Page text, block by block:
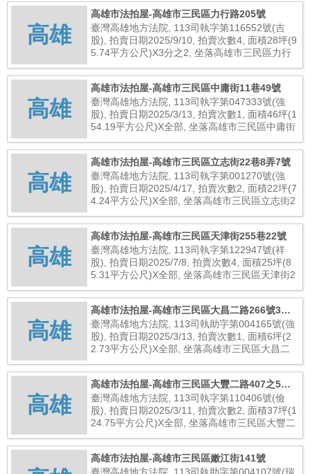
高雄
高雄市法拍屋-高雄市三民區力行路205號
臺灣高雄地方法院, 113司執字第116552號(吉
股), 拍賣日期2025/9/10, 拍賣次數4, 面積28坪(9
5.74平方公尺)X3分之2, 坐落高雄市三民區力行
高雄
高雄市法拍屋-高雄市三民區中庸街11巷49號
臺灣高雄地方法院, 113司執字第047333號(強
股), 拍賣日期2025/3/13, 拍賣次數1, 面積46坪(1
54.19平方公尺)X全部, 坐落高雄市三民區中庸街
高雄
高雄市法拍屋-高雄市三民區立志街22巷8弄7號
臺灣高雄地方法院, 113司執字第001270號(強
股), 拍賣日期2025/4/17, 拍賣次數2, 面積22坪(7
4.24平方公尺)X全部, 坐落高雄市三民區立志街2
高雄
高雄市法拍屋-高雄市三民區天津街255巷22號
臺灣高雄地方法院, 113司執字第122947號(祥
股), 拍賣日期2025/7/8, 拍賣次數4, 面積25坪(8
5.31平方公尺)X全部, 坐落高雄市三民區天津街2
高雄
高雄市法拍屋-高雄市三民區大昌二路266號3樓
之31
臺灣高雄地方法院, 113司執助字第004165號(強
股), 拍賣日期2025/3/13, 拍賣次數1, 面積6坪(2
2.73平方公尺)X全部, 坐落高雄市三民區大昌二
高雄
高雄市法拍屋-高雄市三民區大豐二路407之5號9
樓
臺灣高雄地方法院, 113司執字第110406號(儉
股), 拍賣日期2025/3/11, 拍賣次數2, 面積37坪(1
24.75平方公尺)X全部, 坐落高雄市三民區大豐二
高雄市法拍屋-高雄市三民區嫩江街141號